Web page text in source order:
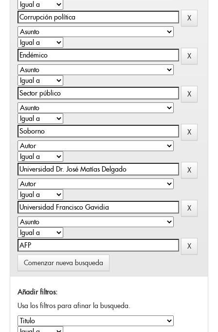
Comenzar nueva busqueda
Añadir filtros:
Usa los filtros para afinar la busqueda.